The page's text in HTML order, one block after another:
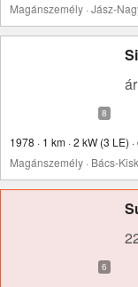
Magánszemély · Jász-
1978 · 1 km · 2 kW (3 LE)
Magánszemély · Bács-